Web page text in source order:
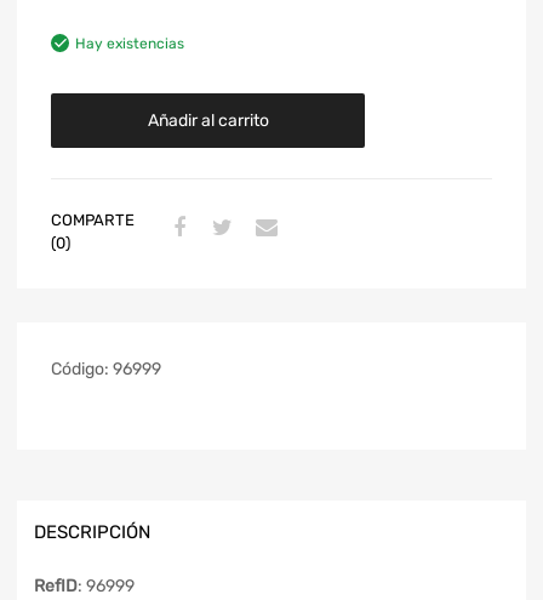
Hay existencias
Añadir al carrito
COMPARTE
(0)
Código: 96999
DESCRIPCIÓN
RefID: 96999